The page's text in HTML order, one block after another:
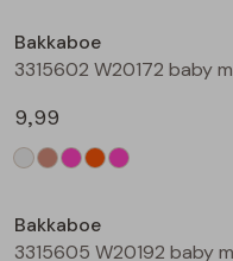
Bakkaboe
9,99
Bakkaboe